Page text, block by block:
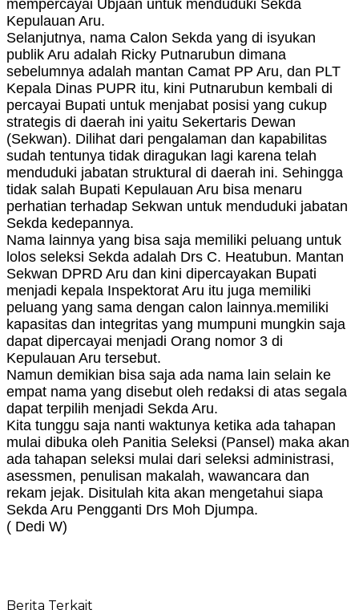
mempercayai Ubjaan untuk menduduki Sekda
Kepulauan Aru.
Selanjutnya, nama Calon Sekda yang di isyukan
publik Aru adalah Ricky Putnarubun dimana
sebelumnya adalah mantan Camat PP Aru, dan PLT
Kepala Dinas PUPR itu, kini Putnarubun kembali di
percayai Bupati untuk menjabat posisi yang cukup
strategis di daerah ini yaitu Sekertaris Dewan
(Sekwan). Dilihat dari pengalaman dan kapabilitas
sudah tentunya tidak diragukan lagi karena telah
menduduki jabatan struktural di daerah ini. Sehingga
tidak salah Bupati Kepulauan Aru bisa menaru
perhatian terhadap Sekwan untuk menduduki jabatan
Sekda kedepannya.
Nama lainnya yang bisa saja memiliki peluang untuk
lolos seleksi Sekda adalah Drs C. Heatubun. Mantan
Sekwan DPRD Aru dan kini dipercayakan Bupati
menjadi kepala Inspektorat Aru itu juga memiliki
peluang yang sama dengan calon lainnya.memiliki
kapasitas dan integritas yang mumpuni mungkin saja
dapat dipercayai menjadi Orang nomor 3 di
Kepulauan Aru tersebut.
Namun demikian bisa saja ada nama lain selain ke
empat nama yang disebut oleh redaksi di atas segala
dapat terpilih menjadi Sekda Aru.
Kita tunggu saja nanti waktunya ketika ada tahapan
mulai dibuka oleh Panitia Seleksi (Pansel) maka akan
ada tahapan seleksi mulai dari seleksi administrasi,
asessmen, penulisan makalah, wawancara dan
rekam jejak. Disitulah kita akan mengetahui siapa
Sekda Aru Pengganti Drs Moh Djumpa.
( Dedi W)
Berita Terkait